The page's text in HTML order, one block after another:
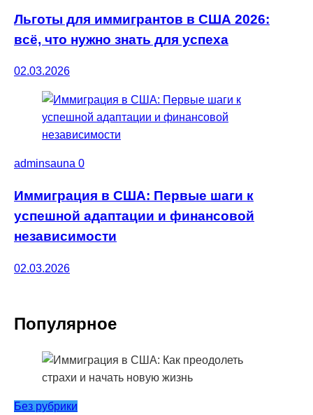
Льготы для иммигрантов в США 2026:
всё, что нужно знать для успеха
02.03.2026
adminsauna 0
Иммиграция в США: Первые шаги к
успешной адаптации и финансовой
независимости
02.03.2026
Популярное
Без рубрики